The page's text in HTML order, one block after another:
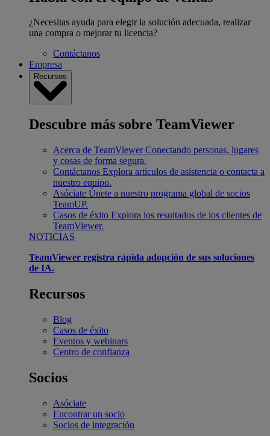
¿Necesitas ayuda para elegir la solución adecuada, realizar
una compra o mejorar tu licencia?
Contáctanos
Empresa
Recursos
Descubre más sobre TeamViewer
Acerca de TeamViewer Conectando personas, lugares
y cosas de forma segura.
Contáctanos Explora artículos de asistencia o contacta a
nuestro equipo.
Asóciate Únete a nuestro programa global de socios
TeamUP.
Casos de éxito Explora los resultados de los clientes de
TeamViewer.
NOTICIAS
TeamViewer registra rápida adopción de sus soluciones
de IA.
Recursos
Blog
Casos de éxito
Eventos y webinars
Centro de confianza
Socios
Asóciate
Encontrar un socio
Socios de integración